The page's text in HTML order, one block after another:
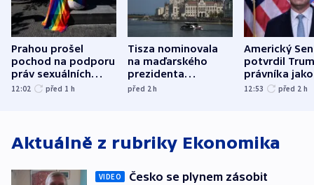
Prahou prošel
pochod na podporu
práv sexuálních
menšin
12:02 před 1 h
Tisza nominovala
na maďarského
prezidenta
bývalého šéfa
před 2h
Americký
potvrdil
právníka jako
ministra
12:53 před 2 h
Aktuálně z rubriky Ekonomika
VIDEO
Česko se plynem zásobit